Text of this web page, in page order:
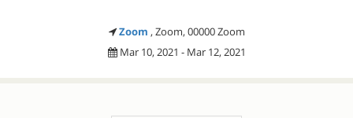
Zoom , Zoom, 00000 Zoom
Mar 10, 2021 - Mar 12, 2021